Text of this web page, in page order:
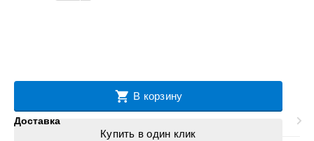
В корзину
Купить в один клик
Доставка